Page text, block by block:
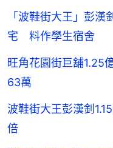
「波鞋街大王」彭
宅 料作學生宿舍
旺角花園街巨舖
63萬
波鞋街大王彭漢釗
倍